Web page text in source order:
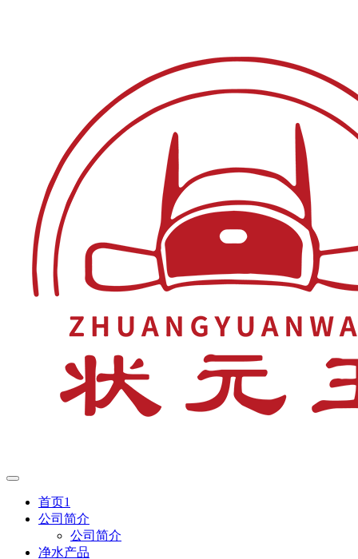
首页1
公司简介
公司简介
净水产品